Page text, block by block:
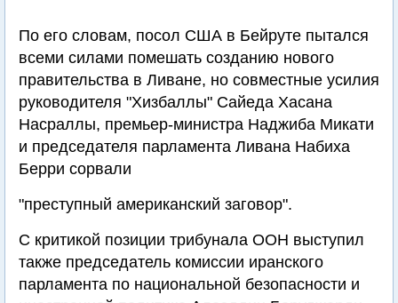
По его словам, посол США в Бейруте пытался
всеми силами помешать созданию нового
правительства в Ливане, но совместные усилия
руководителя "Хизбаллы" Сайеда Хасана
Насраллы, премьер-министра Наджиба Микати
и председателя парламента Ливана Набиха
Берри сорвали
"преступный американский заговор".
С критикой позиции трибунала ООН выступил
также председатель комиссии иранского
парламента по национальной безопасности и